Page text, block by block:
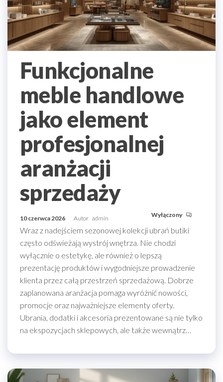
Funkcjonalne
meble handlowe
jako element
profesjonalnej
aranżacji
sprzedaży
10 czerwca 2026 Autor admin Wyłączony
Wraz z nadejściem sezonowej kolekcji ubrań butiki
często odświeżają wystrój wnętrza. Nie chodzi
wyłącznie o estetykę, ale również o lepszą
prezentację produktów i wygodniejsze prowadzenie
klienta przez całą przestrzeń sprzedażową. Dobrze
zaplanowana aranżacja pomaga wyróżnić nowości,
promocje oraz najważniejsze elementy oferty.
Ubrania, dodatki i akcesoria prezentowane są nie tylko
na ekspozycjach sklepowych, ale także wewnątrz…